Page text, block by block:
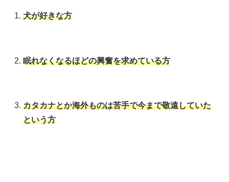
犬が好きな方
眠れなくなるほどの興奮を求めている方
カタカナとか海外ものは苦手で今まで敬遠していた
という方